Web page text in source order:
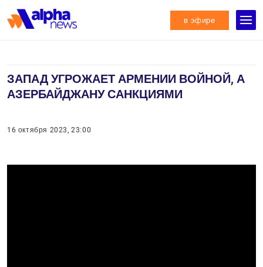
в эфире
ЗАПАД УГРОЖАЕТ АРМЕНИИ ВОЙНОЙ, А
АЗЕРБАЙДЖАНУ САНКЦИЯМИ
16 октября 2023, 23:00